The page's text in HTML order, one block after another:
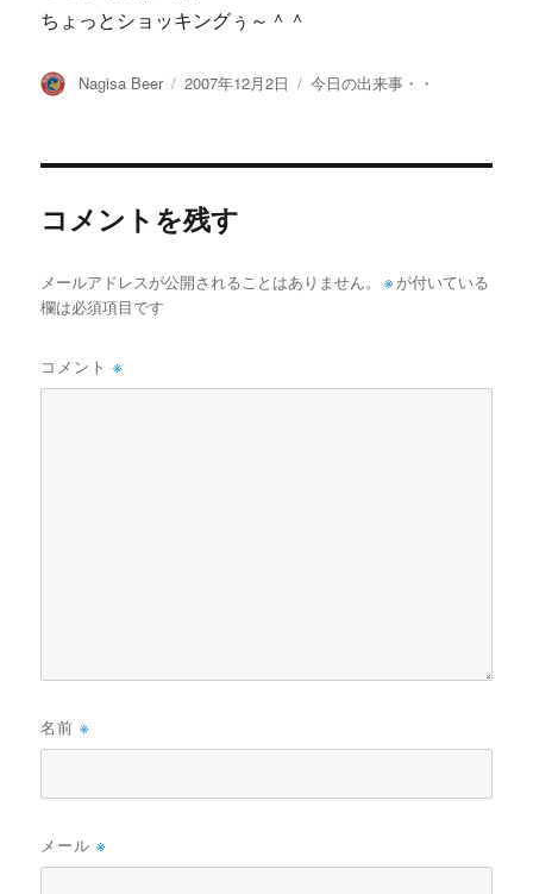
ちょっとショッキングぅ～＾＾
投
Nagisa Beer
投
2007年12月2日
カ
今日の出来事・・
コメントを残す
メールアドレスが公開されることはありません。 ※ が付いている
欄は必須項目です
コメント※
名前※
メール※